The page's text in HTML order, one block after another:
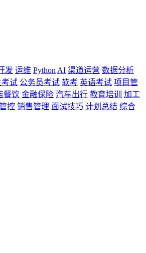
发 运维 Python AI 渠道运营 数据分析
试 公务员考试 软考 英语考试 项目管
餐饮 金融保险 汽车出行 教育培训
加工
控 销售管理 面试技巧 计划总结 综合